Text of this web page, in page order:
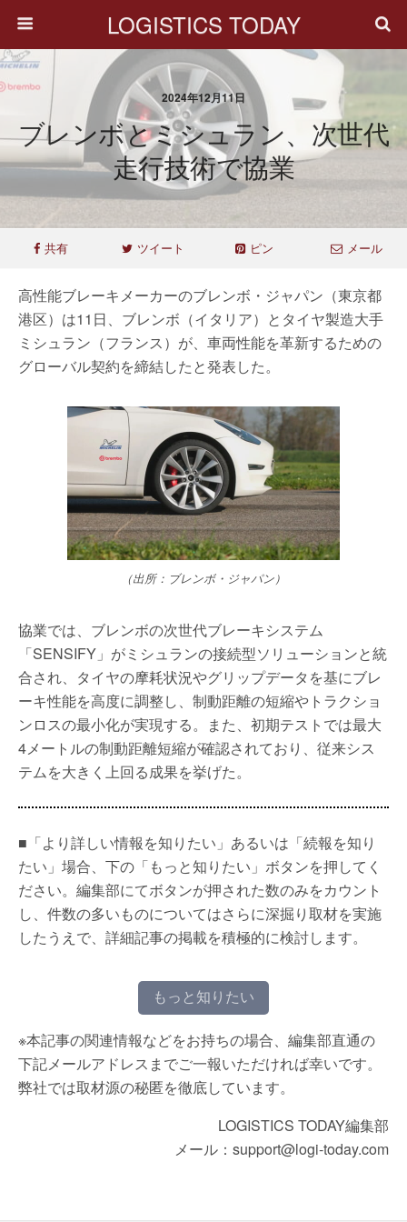
LOGISTICS TODAY
2024年12月11日
ブレンボとミシュラン、次世代
走行技術で協業
共有 ツイート ピン メール
高性能ブレーキメーカーのブレンボ・ジャパン（東京都
港区）は11日、ブレンボ（イタリア）とタイヤ製造大手
ミシュラン（フランス）が、車両性能を革新するための
グローバル契約を締結したと発表した。
（出所：ブレンボ・ジャパン）
協業では、ブレンボの次世代ブレーキシステム
「SENSIFY」がミシュランの接続型ソリューションと統
合され、タイヤの摩耗状況やグリップデータを基にブレ
ーキ性能を高度に調整し、制動距離の短縮やトラクショ
ンロスの最小化が実現する。また、初期テストでは最大
4メートルの制動距離短縮が確認されており、従来シス
テムを大きく上回る成果を挙げた。
■「より詳しい情報を知りたい」あるいは「続報を知り
たい」場合、下の「もっと知りたい」ボタンを押してく
ださい。編集部にてボタンが押された数のみをカウント
し、件数の多いものについてはさらに深掘り取材を実施
したうえで、詳細記事の掲載を積極的に検討します。
もっと知りたい
※本記事の関連情報などをお持ちの場合、編集部直通の
下記メールアドレスまでご一報いただければ幸いです。
弊社では取材源の秘匿を徹底しています。
LOGISTICS TODAY編集部
メール：support@logi-today.com